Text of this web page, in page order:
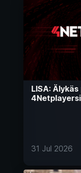
LISA:
31 Jul 2026